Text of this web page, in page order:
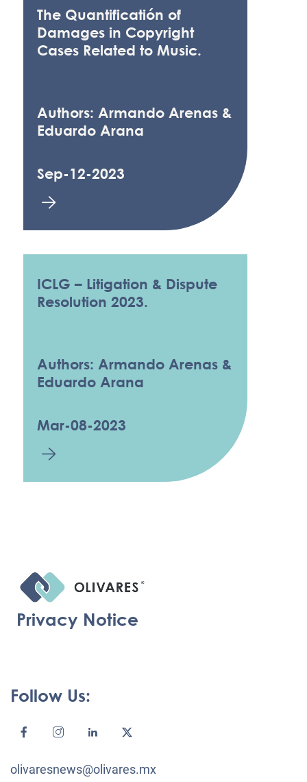
The Quantificatión of
Damages in Copyright
Cases Related to Music.
Authors: Armando Arenas &
Eduardo Arana
Sep-12-2023
ICLG – Litigation & Dispute
Resolution 2023.
Authors: Armando Arenas &
Eduardo Arana
Mar-08-2023
Privacy Notice
Follow Us:
olivaresnews@olivares.mx